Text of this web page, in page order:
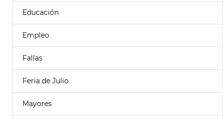
Educación
Empleo
Fallas
Feria de Julio
Mayores